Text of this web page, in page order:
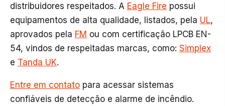
distribuidores respeitados. A Eagle Fire possui
equipamentos de alta qualidade, listados, pela UL,
aprovados pela FM ou com certificação LPCB EN-
54, vindos de respeitadas marcas, como: Simplex
e Tanda UK.
Entre em contato para acessar sistemas
confiáveis de detecção e alarme de incêndio.